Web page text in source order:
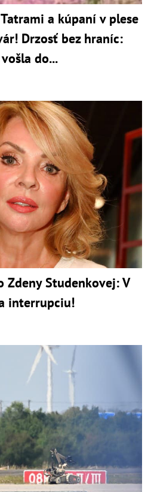
a kúpaní v plese
Drzosť bez hraníc:
do...
Zdeny Studenkovej: V
interrupciu!